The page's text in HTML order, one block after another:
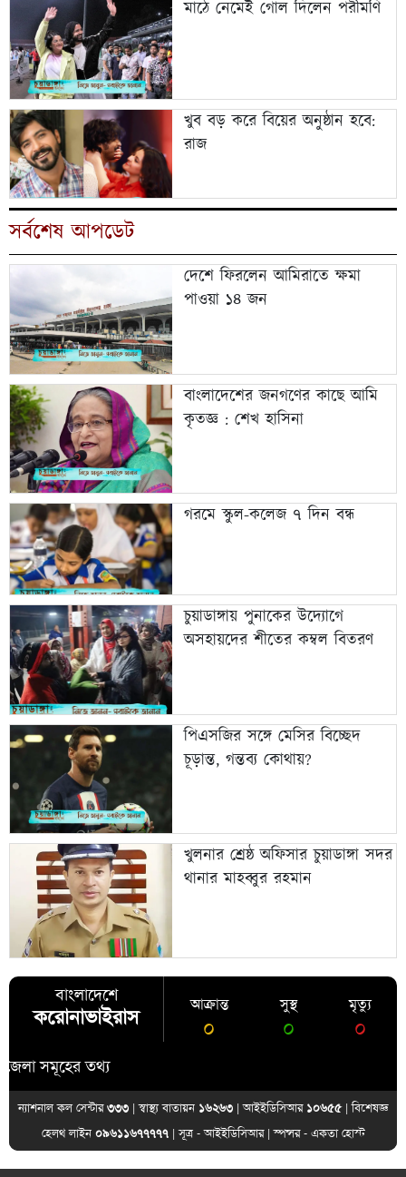
মাঠে নেমেই গোল দিলেন পরীমণি
খুব বড় করে বিয়ের অনুষ্ঠান হবে:
রাজ
সর্বশেষ আপডেট
দেশে ফিরলেন আমিরাতে ক্ষমা
পাওয়া ১৪ জন
বাংলাদেশের জনগণের কাছে আমি
কৃতজ্ঞ : শেখ হাসিনা
গরমে স্কুল-কলেজ ৭ দিন বন্ধ
চুয়াডাঙ্গায় পুনাকের উদ্যোগে
অসহায়দের শীতের কম্বল বিতরণ
পিএসজির সঙ্গে মেসির বিচ্ছেদ
চূড়ান্ত, গন্তব্য কোথায়?
খুলনার শ্রেষ্ঠ অফিসার চুয়াডাঙ্গা সদর
থানার মাহব্বুর রহমান
বাংলাদেশে
করোনাভাইরাস
আক্রান্ত
০
সুস্থ
০
মৃত্যু
০
তথ্য
ন্যাশনাল কল সেন্টার৩৩৩ | স্বাস্থ্য বাতায়ন ১৬২৬৩ | আইইডিসিআর ১০৬৫৫| বিশেষজ্ঞ
হেলথ লাইন ০৯৬১১৬৭৭৭৭৭| সূত্র -আইইডিসিআর| স্পন্সর - একতা হোস্ট